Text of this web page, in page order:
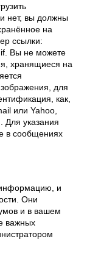
нет, вы должны
на
ссылки:
Вы не можете
хранящиеся на
для
как,
или Yahoo,
указания
в сообщениях
и
Они
и в вашем
важных